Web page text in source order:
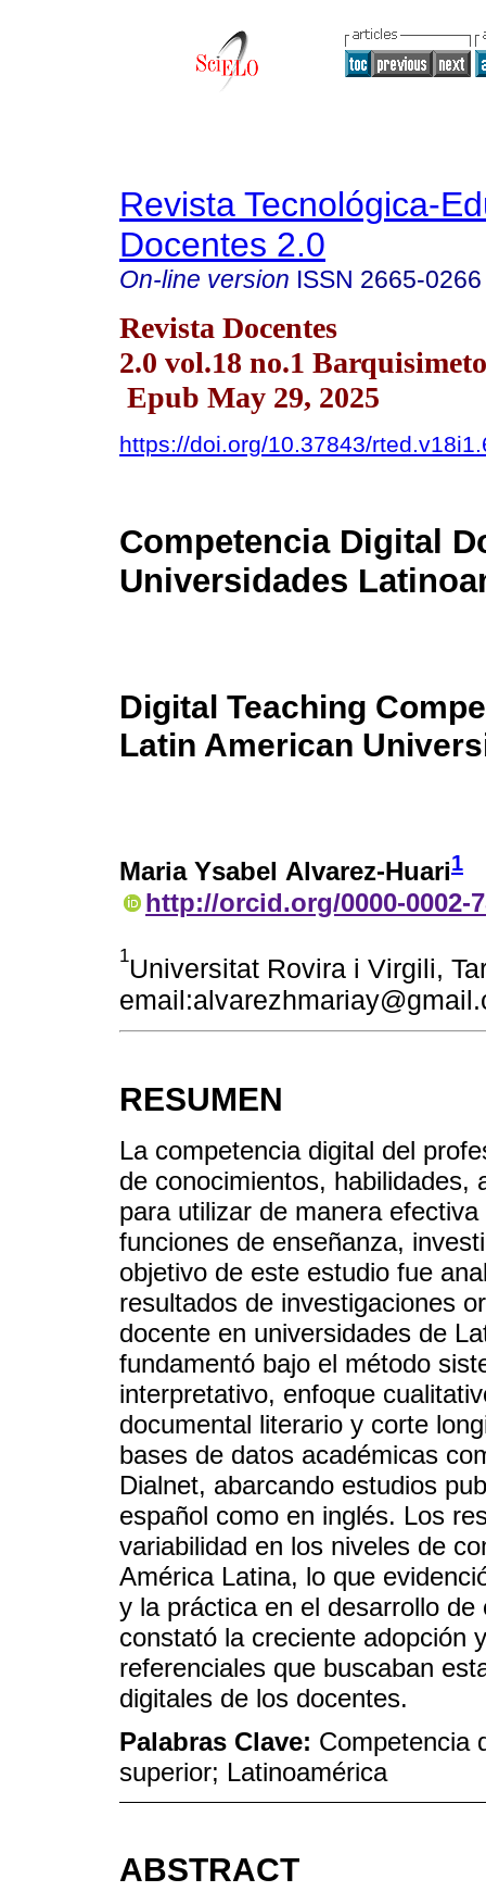
Revista Tecnológica-
Docentes 2.0
On-line version ISSN 2665-0266
Revista Docentes
2.0 vol.18 no.1
Epub May 29, 2025
https://doi.org/10.37843/
Competencia Digital
Universidades
Digital Teaching
Latin American
Maria Ysabel Alvarez-Huari1
http://orcid.org/0000-0002-
1Universitat Rovira i Virgili,
RESUMEN
La competencia digital del
de conocimientos, habilidades,
para utilizar de manera
funciones de enseñanza,
objetivo de este estudio fue
resultados de investigaciones
docente en universidades de
fundamentó bajo el método
interpretativo, enfoque
documental literario y corte
bases de datos académicas
Dialnet, abarcando estudios
español como en inglés. Los
variabilidad en los niveles de
América Latina, lo que
y la práctica en el desarrollo
constató la creciente adopción
referenciales que buscaban
digitales de los docentes.
Palabras Clave: Competencia
superior; Latinoamérica
ABSTRACT